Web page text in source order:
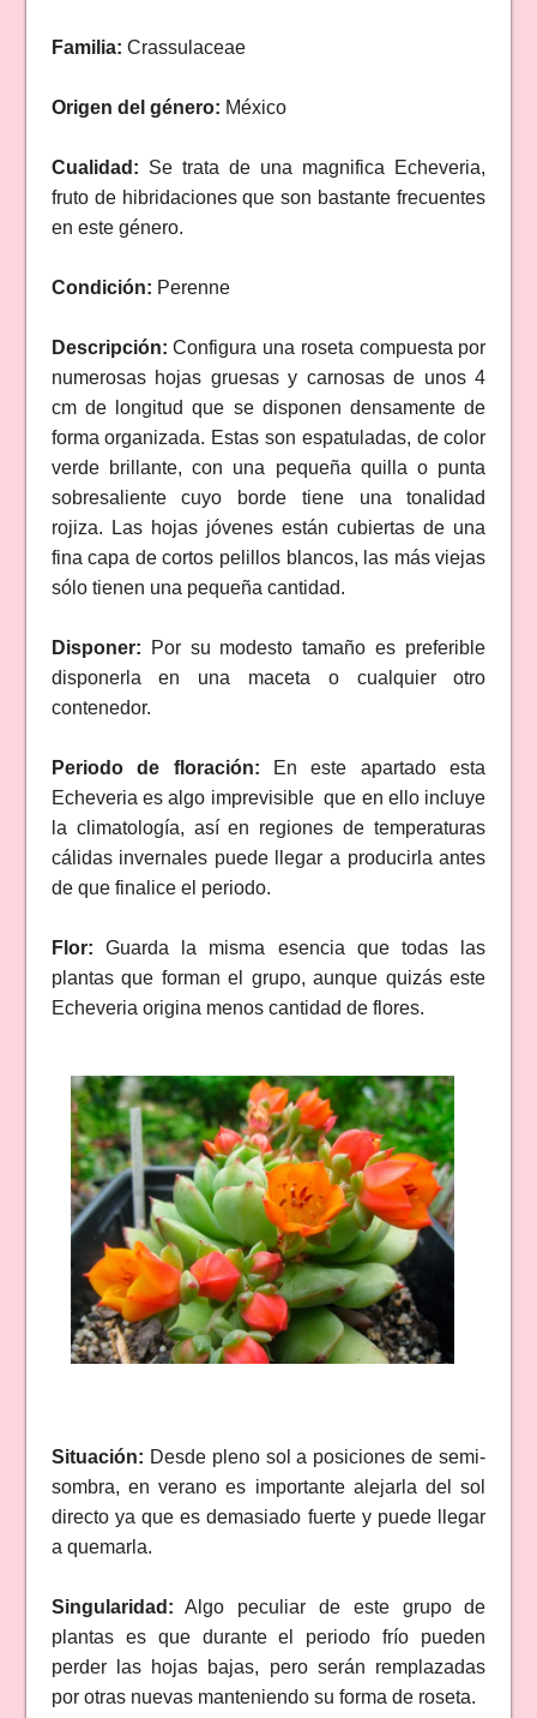
Familia: Crassulaceae
Origen del género: México
Cualidad: Se trata de una magnifica Echeveria,
fruto de hibridaciones que son bastante frecuentes
en este género.
Condición: Perenne
Descripción: Configura una roseta compuesta por
numerosas hojas gruesas y carnosas de unos 4
cm de longitud que se disponen densamente de
forma organizada. Estas son espatuladas, de color
verde brillante, con una pequeña quilla o punta
sobresaliente cuyo borde tiene una tonalidad
rojiza. Las hojas jóvenes están cubiertas de una
fina capa de cortos pelillos blancos, las más viejas
sólo tienen una pequeña cantidad.
Disponer: Por su modesto tamaño es preferible
disponerla en una maceta o cualquier otro
contenedor.
Periodo de floración: En este apartado esta
Echeveria es algo imprevisible que en ello incluye
la climatología, así en regiones de temperaturas
cálidas invernales puede llegar a producirla antes
de que finalice el periodo.
Flor: Guarda la misma esencia que todas las
plantas que forman el grupo, aunque quizás este
Echeveria origina menos cantidad de flores.
Situación: Desde pleno sol a posiciones de semi-
sombra, en verano es importante alejarla del sol
directo ya que es demasiado fuerte y puede llegar
a quemarla.
Singularidad: Algo peculiar de este grupo de
plantas es que durante el periodo frío pueden
perder las hojas bajas, pero serán remplazadas
por otras nuevas manteniendo su forma de roseta.